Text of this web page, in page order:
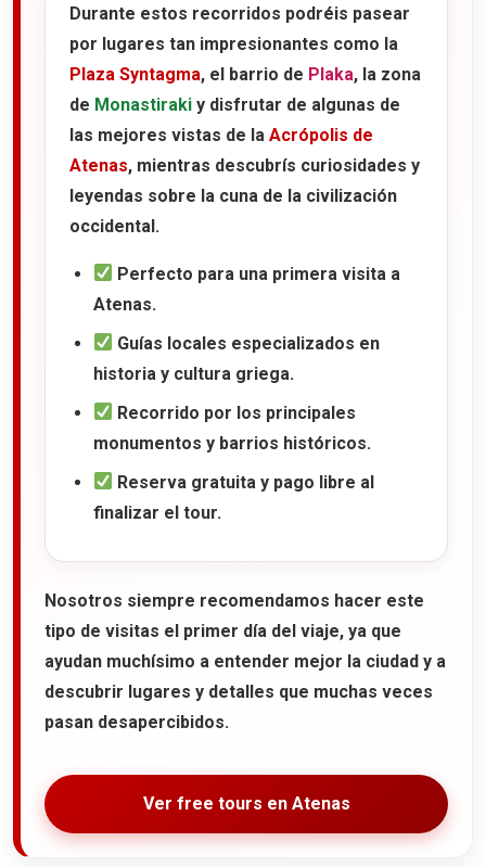
Durante estos recorridos podréis pasear
por lugares tan impresionantes como la
Plaza Syntagma, el barrio de Plaka, la zona
de Monastiraki y disfrutar de algunas de
las mejores vistas de la Acrópolis de
Atenas, mientras descubrís curiosidades y
leyendas sobre la cuna de la civilización
occidental.
Perfecto para una primera visita a
Atenas.
Guías locales especializados en
historia y cultura griega.
Recorrido por los principales
monumentos y barrios históricos.
Reserva gratuita y pago libre al
finalizar el tour.
Nosotros siempre recomendamos hacer este
tipo de visitas el primer día del viaje, ya que
ayudan muchísimo a entender mejor la ciudad y a
descubrir lugares y detalles que muchas veces
pasan desapercibidos.
Ver free tours en Atenas